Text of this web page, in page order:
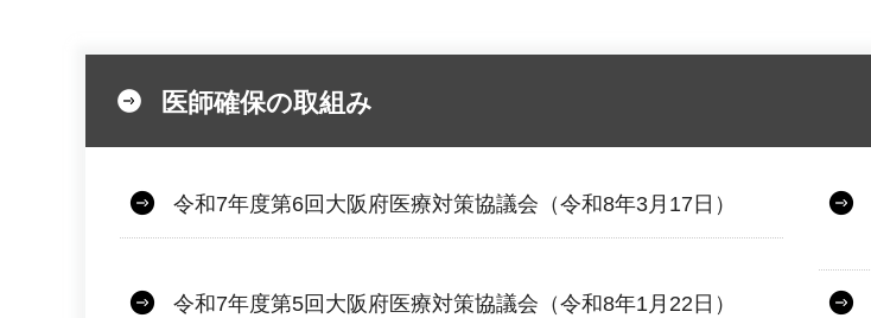
医師確保の取組み
令和7年度第6回大阪府医療対策協議会（令和8年3月17日）
令和7年度第5回大阪府医療対策協議会（令和8年1月22日）